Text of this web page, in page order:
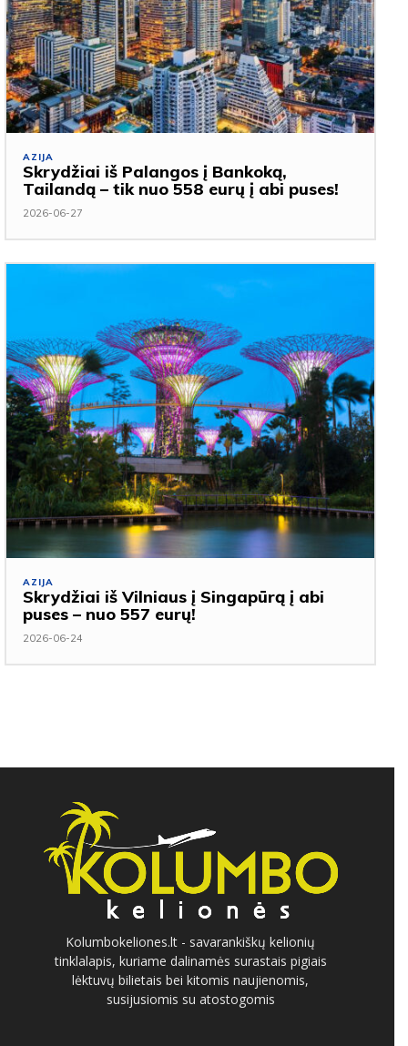
AZIJA
Skrydžiai iš Palangos į Bankoką,
Tailandą – tik nuo 558 eurų į abi puses!
2026-06-27
AZIJA
Skrydžiai iš Vilniaus į Singapūrą į abi
puses – nuo 557 eurų!
2026-06-24
Kolumbokeliones.lt - savarankiškų kelionių
tinklalapis, kuriame dalinamės surastais pigiais
lėktuvų bilietais bei kitomis naujienomis,
susijusiomis su atostogomis